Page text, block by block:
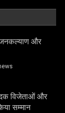
और
विजेताओं और
सम्मान